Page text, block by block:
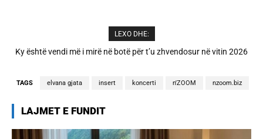
LEXO DHE:
A është prishur miqësia mes Selin dhe Kristit? Veprimi i fundit i ish-
TAGS elvana gjata insert koncerti n'ZOOM nzoom.biz
LAJMET E FUNDIT